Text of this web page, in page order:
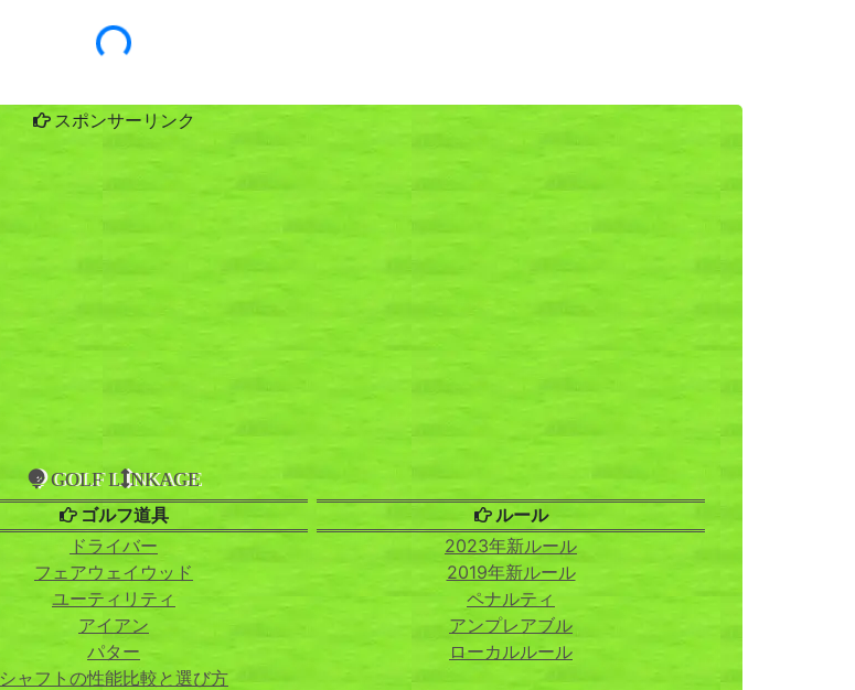
スポンサーリンク
GOLF L NKAGE
ゴルフ道具
ドライバー
フェアウェイウッド
ユーティリティ
アイアン
パター
シャフトの性能比較と選び方
ルール
2023年新ルール
2019年新ルール
ペナルティ
アンプレアブル
ローカルルール